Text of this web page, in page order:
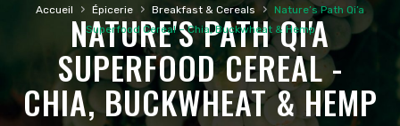
Accueil › Épicerie › Breakfast & Cereals ›
Nature’s Path Qi’a
Superfood Cereal – Chia, Buckwheat & Hemp
NATURE'S PATH QI'A
SUPERFOOD CEREAL -
CHIA, BUCKWHEAT & HEMP